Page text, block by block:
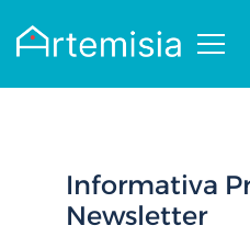
Informativa
Newsletter